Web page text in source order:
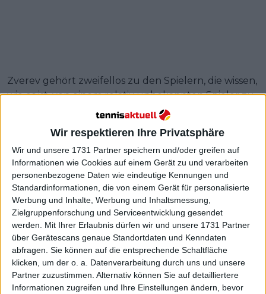
Wir respektieren Ihre Privatsphäre
Wir und unsere 1731 Partner speichern und/oder greifen auf
Informationen wie Cookies auf einem Gerät zu und verarbeiten
personenbezogene Daten wie eindeutige Kennungen und
Standardinformationen, die von einem Gerät für personalisierte
Werbung und Inhalte, Werbung und Inhaltsmessung,
Zielgruppenforschung und Serviceentwicklung gesendet
werden.
Mit Ihrer Erlaubnis dürfen wir und unsere 1731 Partner
über Gerätescans genaue Standortdaten und Kenndaten
abfragen. Sie können auf die entsprechende Schaltfläche
klicken, um der o. a. Datenverarbeitung durch uns und unsere
Partner zuzustimmen. Alternativ können Sie auf detailliertere
Informationen zugreifen und Ihre Einstellungen ändern, bevor
Zverev gehört zweifellos zu den Spielern, die wissen,
wie es ist, von einem relativ unbekannten Spieler zu
einem der Favoriten bei jedem Turnier zu werden,
das er spielt, und Fonseca scheint einen ähnlichen
Weg einzuschlagen.
Kürzlich holte der Brasilianer im Alter von nur 18
Jahren seinen ersten ATP-Titel, als er im Finale der
Argentina Openam Sonntag Francisco Cerúndolo
besiegte. Der Teenager hatte bereits bei den
Australian Open für Schlagzeilen gesorgt, als er die
Nummer 9 der Welt Andrey Rublev bezwang und
einen Monat zuvor die Next Gen ATP Finals gewann.